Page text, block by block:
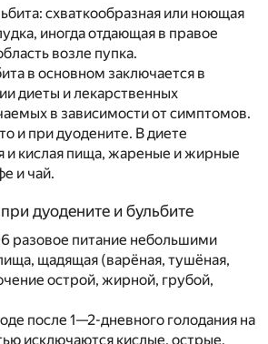
схваткообразная или ноющая
иногда отдающая в правое
возле пупка.
в основном заключается в
диеты и лекарственных
в зависимости от симптомов.
и при дуодените. В диете
и кислая пища, жареные и жирные
и чай.
дуодените и бульбите
разовое питание небольшими
щадящая (варёная, тушёная,
острой, жирной, грубой,
после 1—2-дневного голодания на
исключаются кислые, острые,